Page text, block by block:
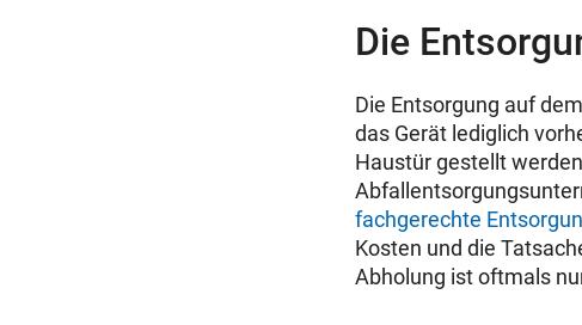
Die
Die Entsorgung auf
das Gerät lediglich
Haustür gestellt
fachgerechte
Kosten und die
Abholung ist oftmals